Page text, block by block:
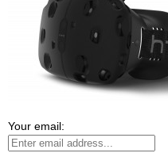
Your email: